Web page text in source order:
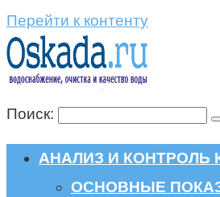
Перейти к контенту
Поиск:
АНАЛИЗ И КОНТРОЛЬ
ОСНОВНЫЕ